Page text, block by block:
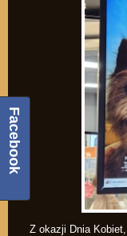
Z okazji Dnia
Facebook